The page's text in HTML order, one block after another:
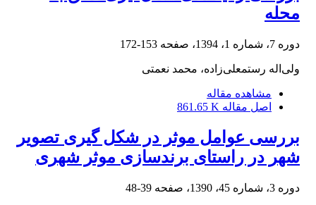
محله
دوره 7، شماره 1، 1394، صفحه 153-172
ولی‌اله رستمعلی‌زاده، محمد نعمتی
مشاهده مقاله
اصل مقاله 861.65 K
بررسی عوامل موثر در شکل گیری تصویر
شهر در راستای برندسازی موثر شهری
دوره 3، شماره 45، 1390، صفحه 39-48